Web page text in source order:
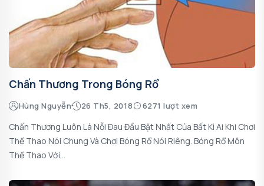
Chấn Thương Trong Bóng Rổ
Hùng Nguyễn 26 Th5, 2018 6271 lượt xem
Chấn Thương Luôn Là Nỗi Đau Đầu Bật Nhất Của Bất Kì Ai Khi Chơi
Thể Thao Nói Chung Và Chơi Bóng Rổ Nói Riêng. Bóng Rổ Môn
Thể Thao Với...